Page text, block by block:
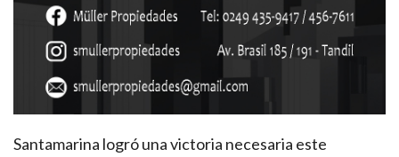
Santamarina logró una victoria necesaria este